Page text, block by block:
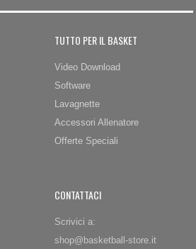
TUTTO PER IL BASKET
Video Download
Software
Lavagnette
Accessori Allenatore
Offerte Speciali
CONTATTACI
Scrivici a:
shop@basketball-store.it